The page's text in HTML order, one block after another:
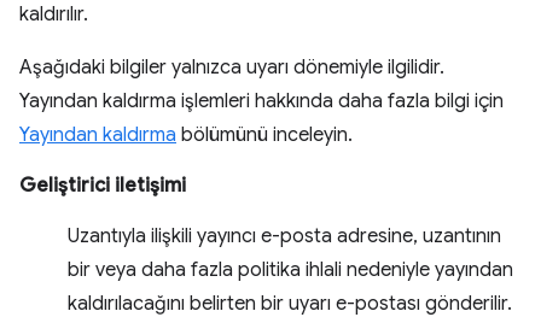
kaldırılır.
Aşağıdaki bilgiler yalnızca uyarı dönemiyle ilgilidir.
Yayından kaldırma işlemleri hakkında daha fazla bilgi için
Yayından kaldırma bölümünü inceleyin.
Geliştirici iletişimi
Uzantıyla ilişkili yayıncı e-posta adresine, uzantının
bir veya daha fazla politika ihlali nedeniyle yayından
kaldırılacağını belirten bir uyarı e-postası gönderilir.